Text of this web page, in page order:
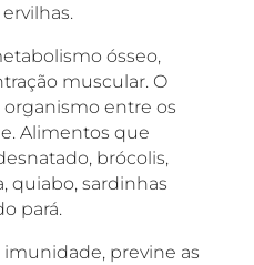
ósseo,
muscular. O
entre os
Alimentos que
brócolis,
quiabo, sardinhas
pará.
previne as